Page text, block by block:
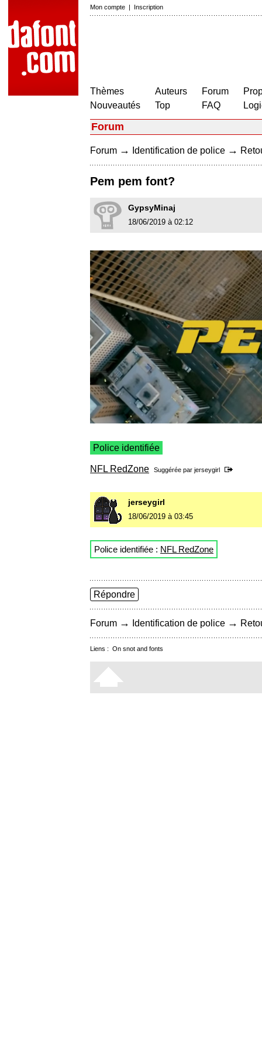
Mon compte | Inscription
Thèmes
Nouveautés
Auteurs
Top
Forum
FAQ
Forum
Forum → Identification de police →
Pem pem font?
GypsyMinaj
18/06/2019 à 02:12
Police identifiée
NFL RedZone Suggérée par jerseygirl
jerseygirl
18/06/2019 à 03:45
Police identifiée : NFL RedZone
Répondre
Forum → Identification de police →
Liens : On snot and fonts